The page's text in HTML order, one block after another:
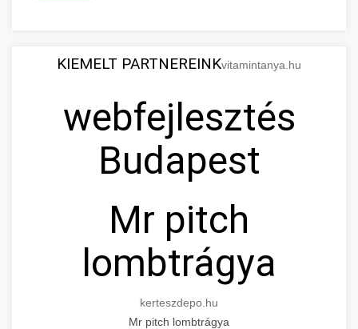
KIEMELT PARTNEREINKvitamintanya.hu
webfejlesztés
Budapest
Mr pitch
lombtrágya
kerteszdepo.hu
Mr pitch lombtrágya